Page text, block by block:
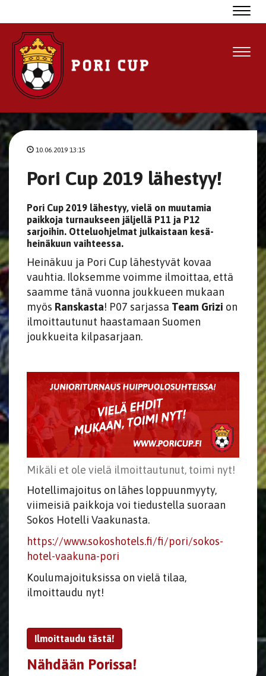
10.06.2019 13:15
Pori Cup 2019 lähestyy!
Pori Cup 2019 lähestyy, vielä on muutamia
paikkoja turnaukseen jäljellä P11 ja P12
sarjoihin. Otteluohjelmat julkaistaan kesä-
heinäkuun vaihteessa.
Heinäkuu ja Pori Cup lähestyvät kovaa
vauhtia. Iloksemme voimme ilmoittaa, että
saamme tänä vuonna joukkueen mukaan
myös Ranskasta! P07 sarjassa Team Grizi on
ilmoittautunut haastamaan Suomen
joukkueita kilpasarjaan.
Mikäli et ole vielä ilmoittautunut, toimi nyt!
Hotellimajoitus on lähes loppuunmyyty,
viimeisiä paikkoja voi tiedustella suoraan
Sokos Hotelli Vaakunasta.
https://www.sokoshotels.fi/fi/pori/sokos-
hotel-vaakuna-pori
Koulumajoituksissa on vielä tilaa,
ilmoittaudu nyt!
Ilmoittaudu tästä!
Nähdään Porissa!